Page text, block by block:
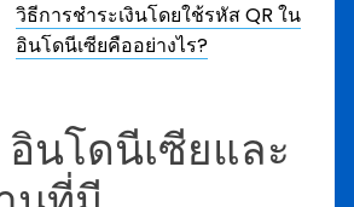
วิธีการชำระเงินโดยใช้รหัส QR ใน
อินโดนีเซียคืออย่างไร?
อินโดนีเซียและ